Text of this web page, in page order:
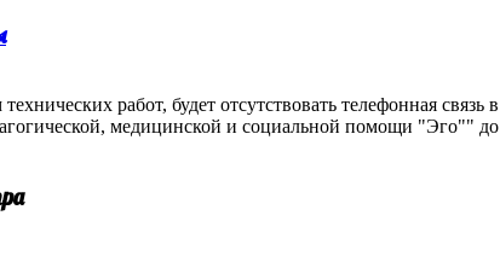
работ, будет отсутствовать телефонная
медицинской и социальной помощи "Эго""